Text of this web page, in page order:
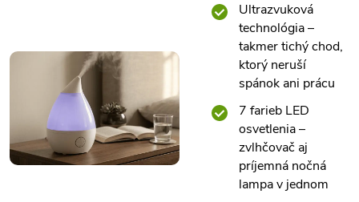
Ultrazvuková
technológia –
takmer tichý chod,
ktorý neruší
spánok ani prácu
7 farieb LED
osvetlenia –
zvlhčovač aj
príjemná nočná
lampa v jednom